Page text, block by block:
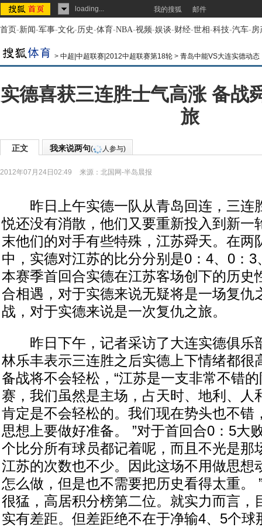
loading... 我的搜狐 邮件
首页-新闻-军事-文化-历史-体育-NBA-视频-娱谈-财经-世相-科技-汽车-房
> 中超|中超联赛|2012中超联赛第18轮 > 青岛中能VS大连实德动态
实德喜获三连胜士气高涨 备战
旅
正文 我来说两句( 人参与)
2012年07月24日02:49 来源： 北国网-半岛晨报
昨日上午实德一队从青岛回连，三连
悦还没有消散，他们又要重新投入到新一
末他们的对手有些特殊，江苏舜天。在两
中，实德对江苏的比分分别是0：4、0：3
本赛季首回合实德在江苏客场创下的历史
合相遇，对于实德来说无疑将是一场复仇
战，对于实德来说是一次复仇之旅。
昨日下午，记者采访了大连实德俱乐
林乐丰表示三连胜之后实德上下情绪都很
备战将不会轻松，“江苏是一支非常不错
赛，我们虽然是主场，占天时、地利、人
肯定是不会轻松的。我们现在势头也不错
思想上要做好准备。 ”对于首回合0：5大
个比分所有球员都记着呢，而且不光是那
江苏的次数也不少。因此这场不用做思想
怎么做，但是也不需要把历史看得太重。
很猛，高居积分榜第二位。就实力而言，
实有差距。但差距绝不在于净输4、5个球